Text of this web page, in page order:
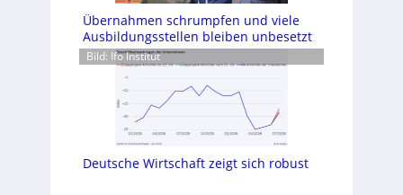
Übernahmen schrumpfen und viele
Ausbildungsstellen bleiben unbesetzt
Bild: Ifo Institut
Deutsche Wirtschaft zeigt sich robust